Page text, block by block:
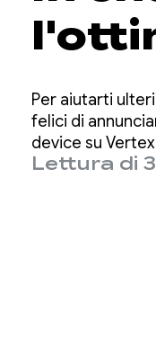
Per aiutarti
felici di
device su
Lettura di